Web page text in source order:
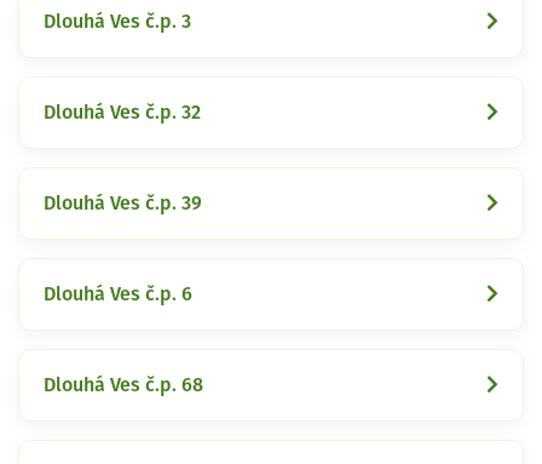
Dlouhá Ves č.p. 3
Dlouhá Ves č.p. 32
Dlouhá Ves č.p. 39
Dlouhá Ves č.p. 6
Dlouhá Ves č.p. 68